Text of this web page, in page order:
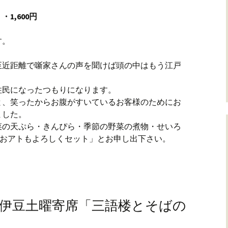
1,600円
距離で噺家さんの声を聞けば頭の中はもう江戸
になったつもりになります。
笑ったからお腹がすいているお客様のためにお
た。
天ぷら・きんぴら・季節の野菜の煮物・せいろ
アトもよろしくセット」とお申し出下さい。
豆土曜寄席「三語楼とそばの